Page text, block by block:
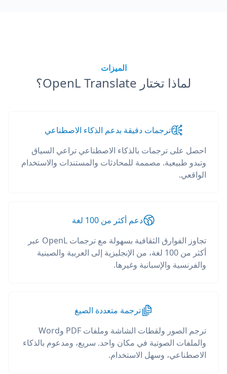
الميزات
لماذا تختار OpenL Translate؟
ترجمات دقيقة بدعم الذكاء الاصطناعي
احصل على ترجمات بالذكاء الاصطناعي تراعي السياق
وتبدو طبيعية. مصممة للمحادثات والمستندات والاستخدام
الواقعي.
دعم أكثر من 100 لغة
تجاوز الفوارق الثقافية بسهولة مع ترجمات OpenL عبر
أكثر من 100 لغة، من الإنجليزية إلى العربية والصينية
والفرنسية والإسبانية وغيرها.
ترجمة متعددة الصيغ
ترجم الصور ولقطات الشاشة وملفات PDF وWord
والملفات الصوتية في مكان واحد. سريع، ومدعوم بالذكاء
الاصطناعي، وسهل الاستخدام.